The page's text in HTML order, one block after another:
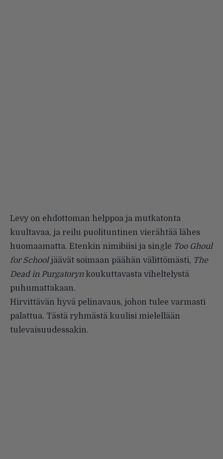
Levy on ehdottoman helppoa ja mutkatonta
kuultavaa, ja reilu puolituntinen vierähtää lähes
huomaamatta. Etenkin nimibiisi ja single Too Ghoul
for School jäävät soimaan päähän välittömästi, The
Dead in Purgatoryn koukuttavasta viheltelystä
puhumattakaan.
Hirvittävän hyvä pelinavaus, johon tulee varmasti
palattua. Tästä ryhmästä kuulisi mielellään
tulevaisuudessakin.